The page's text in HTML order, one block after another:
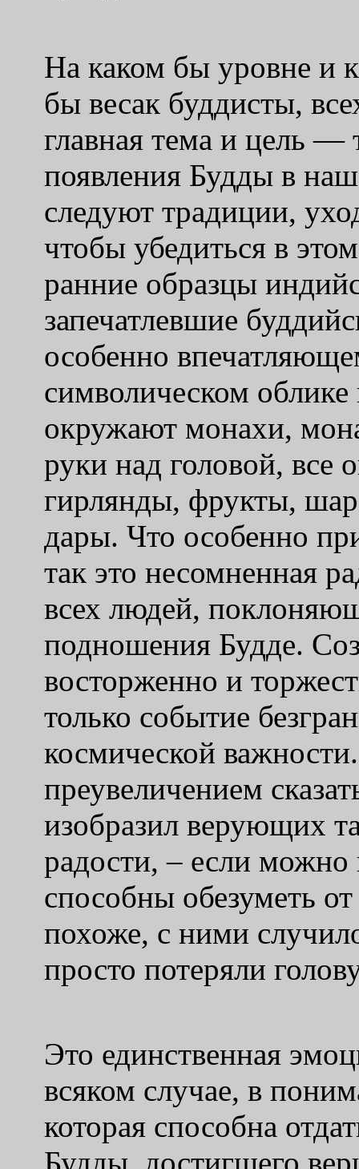
На каком бы уровне и
бы весак буддисты,
главная тема и цель —
появления Будды в
следуют традиции,
чтобы убедиться в
ранние образцы
запечатлевшие
особенно
символическом облике
окружают монахи,
руки над головой, все
гирлянды, фрукты,
дары. Что особенно
так это несомненная
всех людей,
подношения Будде.
восторженно и
только событие
космической
преувеличением
изобразил верующих
радости, – если можно
способны обезуметь
похоже, с ними
просто потеряли
Это единственная
всяком случае, в
которая способна
Будды, достигшего